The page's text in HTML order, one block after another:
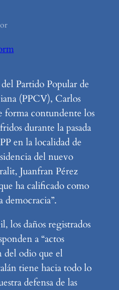
Partido Popular de
(PPCV), Carlos
forma contundente los
durante la pasada
en la localidad de
del nuevo
Juanfran Pérez
ha calificado como
democracia”.
los daños registrados
a “actos
del odio que el
tiene hacia todo lo
defensa de las